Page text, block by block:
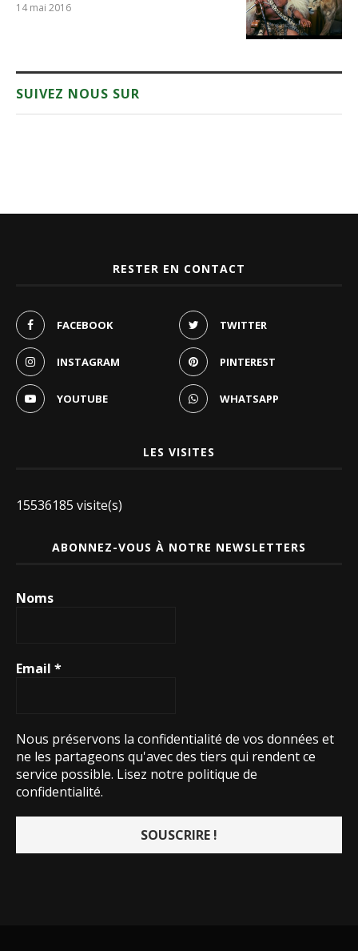
14 mai 2016
SUIVEZ NOUS SUR
RESTER EN CONTACT
FACEBOOK TWITTER
INSTAGRAM PINTEREST
YOUTUBE WHATSAPP
LES VISITES
15536185 visite(s)
ABONNEZ-VOUS À NOTRE NEWSLETTERS
Noms
Email *
Nous préservons la confidentialité de vos données et
ne les partageons qu'avec des tiers qui rendent ce
service possible. Lisez notre politique de
confidentialité.